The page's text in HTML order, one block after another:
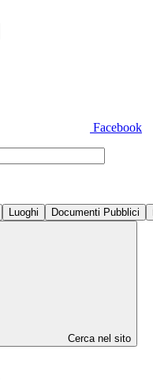
Facebook
Luoghi Documenti Pubblici
Cerca nel sito